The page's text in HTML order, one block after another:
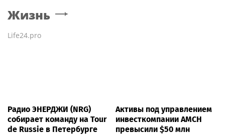
Жизнь
Life24.pro
Радио ЭНЕРДЖИ (NRG)
собирает команду на Tour
de Russie в Петербурге
Активы под управлением
инвесткомпании AMCH
превысили $50 млн